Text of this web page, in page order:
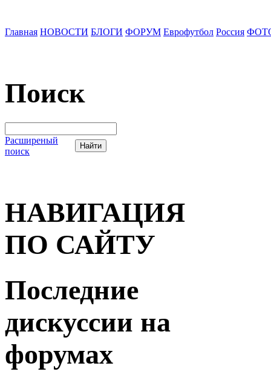
Главная НОВОСТИ БЛОГИ ФОРУМ Еврофутбол Россия
Поиск
Расширеный
поиск
НАВИГАЦИЯ
ПО САЙТУ
Последние
дискуссии на
форумах